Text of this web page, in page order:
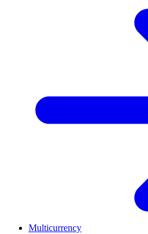
Multicurrency